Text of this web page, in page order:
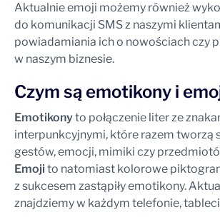
Aktualnie emoji możemy również
do komunikacji SMS z naszymi
powiadamiania ich o nowościach czy
w naszym biznesie.
Czym są emotikony i
Emotikonyto połączenie liter ze
interpunkcyjnymi, które razem tworzą
gestów, emocji, mimiki czy
Emoji to natomiast kolorowe
z sukcesem zastąpiły emotikony.
znajdziemy w każdym telefonie,